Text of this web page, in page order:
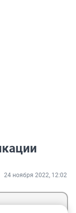
24 ноября 2022, 12:02